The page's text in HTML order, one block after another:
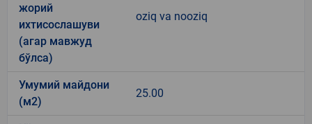
жорий
ихтисослашуви
(агар мавжуд
бўлса)
oziq va nooziq
Умумий майдони
(м2)
25.00